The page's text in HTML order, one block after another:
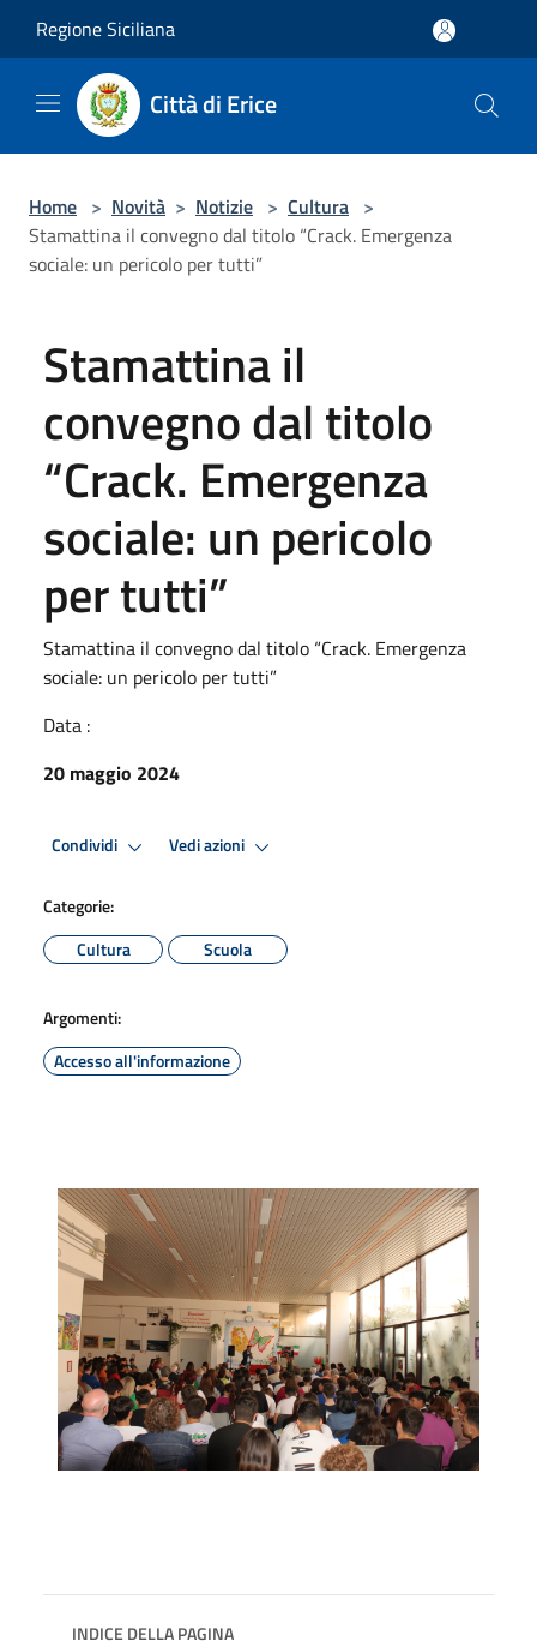
Regione Siciliana
Città di Erice
Home > Novità > Notizie > Cultura >
Stamattina il convegno dal titolo “Crack. Emergenza
sociale: un pericolo per tutti”
Stamattina il
convegno dal titolo
“Crack. Emergenza
sociale: un pericolo
per tutti”
Stamattina il convegno dal titolo “Crack. Emergenza
sociale: un pericolo per tutti”
Data :
20 maggio 2024
Condividi Vedi azioni
Categorie:
Cultura
Scuola
Argomenti:
Accesso all'informazione
INDICE DELLA PAGINA